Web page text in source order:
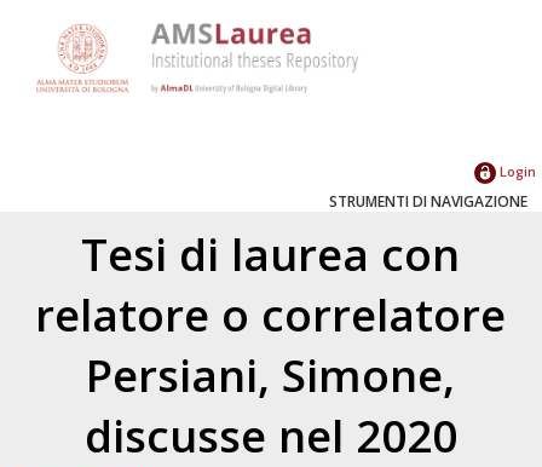
Login
STRUMENTI DI NAVIGAZIONE
Tesi di laurea con
relatore o correlatore
Persiani, Simone,
discusse nel 2020